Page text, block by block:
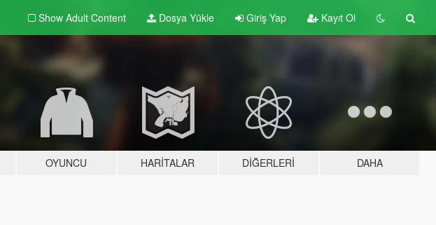
Show Adult Content Dosya Yükle Giriş Yap Kayıt Ol
OYUNCU HARITALAR DIĞERLERI DAHA